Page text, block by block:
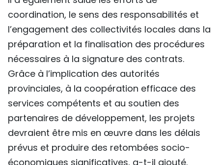
coordination, le sens des responsabilités et
l’engagement des collectivités locales dans la
préparation et la finalisation des procédures
nécessaires à la signature des contrats.
Grâce à l’implication des autorités
provinciales, à la coopération efficace des
services compétents et au soutien des
partenaires de développement, les projets
devraient être mis en œuvre dans les délais
prévus et produire des retombées socio-
économiques significatives, a-t-il ajouté.